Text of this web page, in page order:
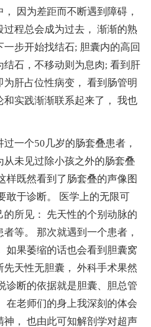
因为差距而不断遇到障碍，
程总会成为过去， 渐渐的熟
步开始找结石; 胆囊内的高回
石，不移动则为息肉; 看到肝
肝占位性病变， 看到肠管明
和实践渐渐联系起来了， 我也
一个50几岁的肠套叠患者，
未见过除小孩之外的肠套叠
样既然看到了肠套叠的声像图
敢于诊断。 医学上的无限可
所见： 先天性的个别动脉的
等。 那次就遇到一个患者，
如果萎缩的话也会看到胆囊窝
天性无胆囊， 外科手术果然
诊断的依据就是胆囊、胆总管
在老师们的身上我深刻的体会
， 也由此可知解剖学对超声